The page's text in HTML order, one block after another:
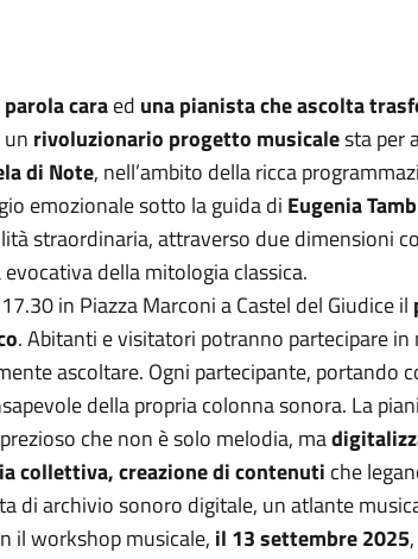
parola caraed una pianista che ascolta
rivoluzionario progetto musicalesta per
di Note, nell’ambito della ricca
emozionale sotto la guida di Eugenia
straordinaria, attraverso due dimensioni
della mitologia classica.
in Piazza Marconi a Castel del Giudice il
. Abitanti e visitatori potranno partecipare
ascoltare. Ogni partecipante, portando
della propria colonna sonora. La
che non è solo melodia, ma
collettiva, creazione di contenuti che
di archivio sonoro digitale, un atlante
il workshop musicale, il 13 settembre 2025